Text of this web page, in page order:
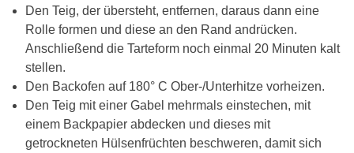
Den Teig, der übersteht, entfernen, daraus dann eine
Rolle formen und diese an den Rand andrücken.
Anschließend die Tarteform noch einmal 20 Minuten kalt
stellen.
Den Backofen auf 180° C Ober-/Unterhitze vorheizen.
Den Teig mit einer Gabel mehrmals einstechen, mit
einem Backpapier abdecken und dieses mit
getrockneten Hülsenfrüchten beschweren, damit sich